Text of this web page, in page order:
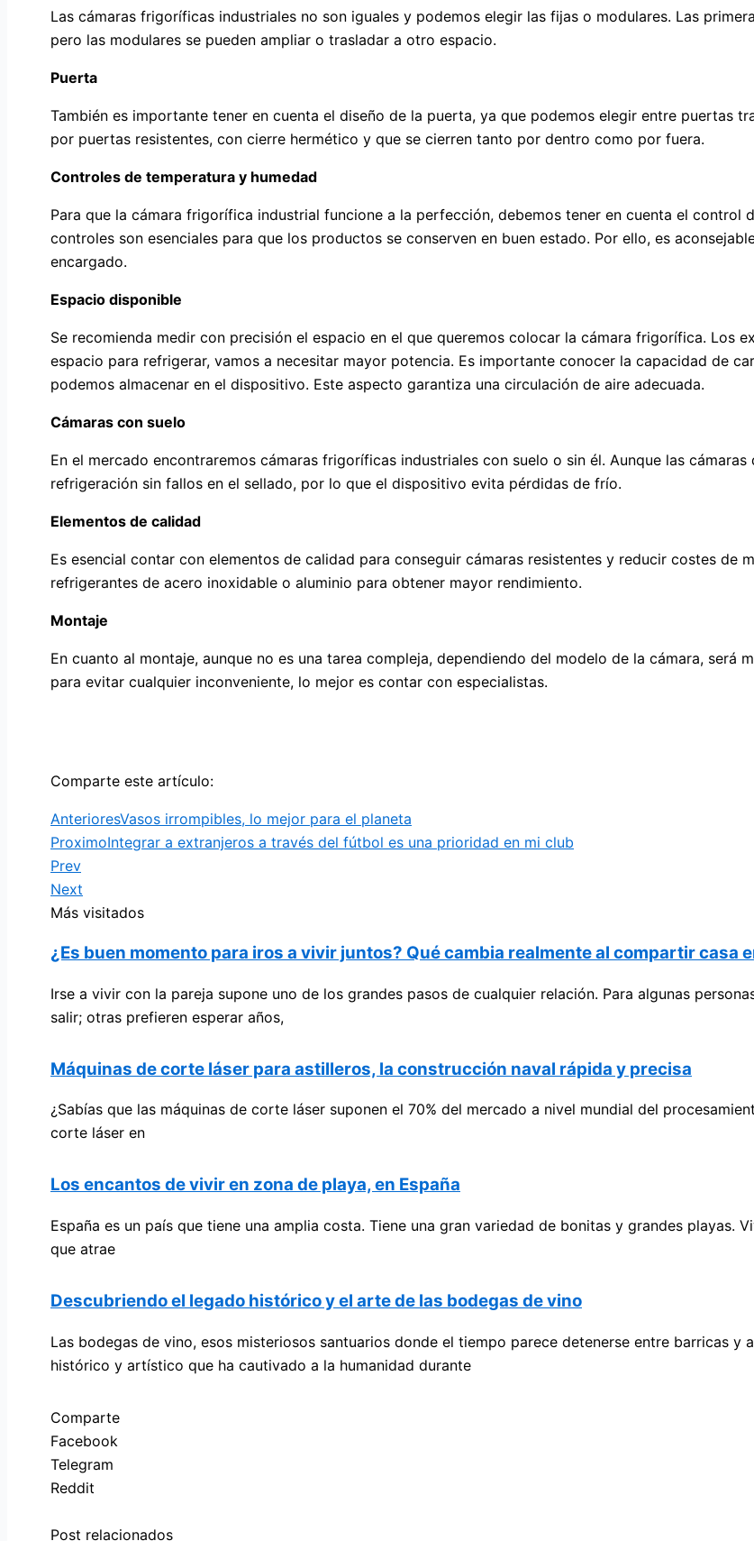
Las cámaras frigoríficas industriales no son iguales y podemos elegir las fijas o modulares. Las
pero las modulares se pueden ampliar o trasladar a otro espacio.
Puerta
También es importante tener en cuenta el diseño de la puerta, ya que podemos elegir entre puertas
por puertas resistentes, con cierre hermético y que se cierren tanto por dentro como por fuera.
Controles de temperatura y humedad
Para que la cámara frigorífica industrial funcione a la perfección, debemos tener en cuenta el control
controles son esenciales para que los productos se conserven en buen estado. Por ello, es
encargado.
Espacio disponible
Se recomienda medir con precisión el espacio en el que queremos colocar la cámara frigorífica. Los
espacio para refrigerar, vamos a necesitar mayor potencia. Es importante conocer la capacidad de
podemos almacenar en el dispositivo. Este aspecto garantiza una circulación de aire adecuada.
Cámaras con suelo
En el mercado encontraremos cámaras frigoríficas industriales con suelo o sin él. Aunque las
refrigeración sin fallos en el sellado, por lo que el dispositivo evita pérdidas de frío.
Elementos de calidad
Es esencial contar con elementos de calidad para conseguir cámaras resistentes y reducir costes de
refrigerantes de acero inoxidable o aluminio para obtener mayor rendimiento.
Montaje
En cuanto al montaje, aunque no es una tarea compleja, dependiendo del modelo de la cámara, será
para evitar cualquier inconveniente, lo mejor es contar con especialistas.
Comparte este artículo:
AnterioresVasos irrompibles, lo mejor para el planeta
ProximoIntegrar a extranjeros a través del fútbol es una prioridad en mi club
Prev
Next
Más visitados
¿Es buen momento para iros a vivir juntos? Qué cambia realmente al compartir casa
Irse a vivir con la pareja supone uno de los grandes pasos de cualquier relación. Para algunas
salir; otras prefieren esperar años,
Máquinas de corte láser para astilleros, la construcción naval rápida y precisa
¿Sabías que las máquinas de corte láser suponen el 70% del mercado a nivel mundial del
corte láser en
Los encantos de vivir en zona de playa, en España
España es un país que tiene una amplia costa. Tiene una gran variedad de bonitas y grandes playas.
que atrae
Descubriendo el legado histórico y el arte de las bodegas de vino
Las bodegas de vino, esos misteriosos santuarios donde el tiempo parece detenerse entre barricas y
histórico y artístico que ha cautivado a la humanidad durante
Comparte
Facebook
Telegram
Reddit
Post relacionados